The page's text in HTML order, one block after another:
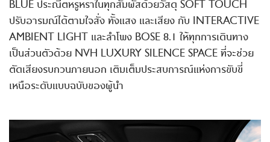
BLUE ประณีตหรูหราในทุกสัมผัสด้วยวัสดุ SOFT TOUCH
ปรับอารมณ์ได้ตามใจสั่ง ทั้งแสง และเสียง กับ INTERACTIVE
AMBIENT LIGHT และลำโพง BOSE 8.1 ให้ทุกการเดินทาง
เป็นส่วนตัวด้วย NVH LUXURY SILENCE SPACE ที่จะช่วย
ตัดเสียงรบกวนภายนอก เติมเต็มประสบการณ์แห่งการขับขี่
เหนือระดับแบบฉบับของผู้นำ